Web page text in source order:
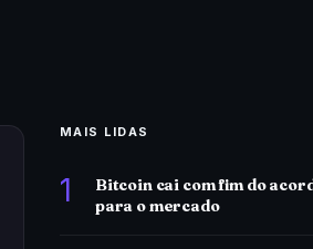
MAIS LIDAS
1
Bitcoin cai com fim do
para o mercado